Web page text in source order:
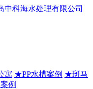
寓 ★PP水槽案例 ★斑马
例